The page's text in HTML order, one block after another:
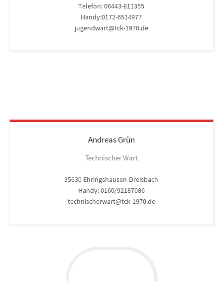
Telefon: 06443-811355
Handy:0172-6514977
jugendwart@tck-1970.de
AndreasGrün
Technischer Wart
35630 Ehringshausen-Dreisbach
Handy: 0160/92187086
technischerwart@tck-1970.de